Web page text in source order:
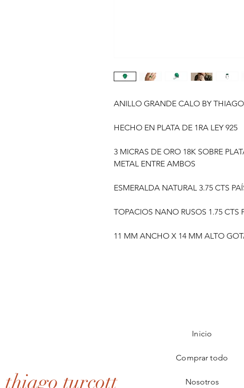
ANILLO GRANDE CALO BY
HECHO EN PLATA DE 1RA LEY 925
3 MICRAS DE ORO 18K SOBRE
METAL ENTRE AMBOS
ESMERALDA NATURAL 3.75 CTS
TOPACIOS NANO RUSOS 1.75 CTS
11 MM ANCHO X 14 MM ALTO
thiago turcott
Inicio
Comprar todo
Nosotros